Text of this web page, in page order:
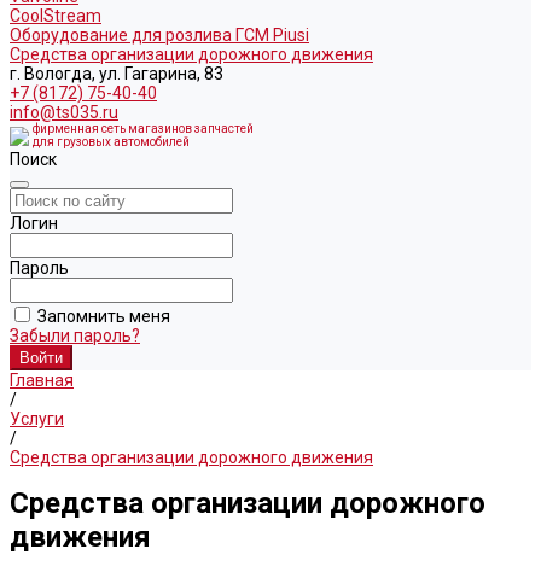
CoolStream
Оборудование для розлива ГСМ Piusi
Средства организации дорожного движения
г. Вологда, ул. Гагарина, 83
+7 (8172) 75-40-40
info@ts035.ru
фирменная сеть магазинов запчастей
для грузовых автомобилей
Поиск
Логин
Пароль
Запомнить меня
Забыли пароль?
Главная
/
Услуги
/
Средства организации дорожного движения
Средства организации дорожного
движения